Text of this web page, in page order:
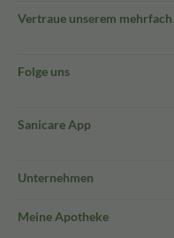
Vertraue unserem
Folge uns
Sanicare App
Unternehmen
Meine Apotheke